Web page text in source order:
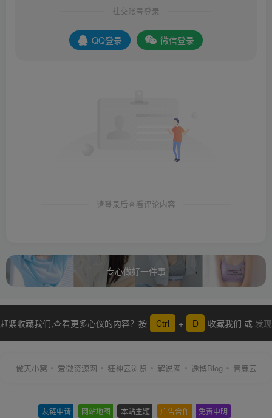
社交账号登录
QQ登录 微信登录
请登录后查看评论内容
专心做好一件事
赶紧收藏我们,查看更多心仪的内容？按 Ctrl + D 收藏我们 或 发现
傲天小窝 爱微资源网 狂神云浏览 解说网 逸博Blog 青鹿云
友链申请 网站地图 本站主题 广告合作 免责申明